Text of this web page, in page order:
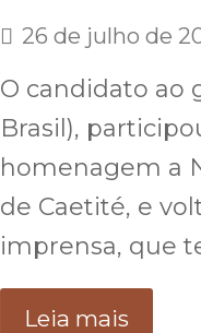
26 de julho de
O candidato ao
Brasil),
homenagem a
de Caetité, e
imprensa, que
Leia mais